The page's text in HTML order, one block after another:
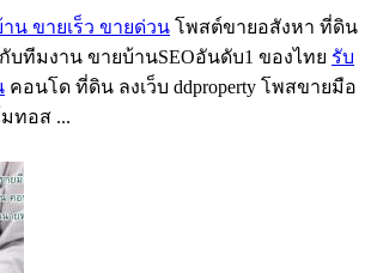
น ขายเร็ว ขายด่วน โพสต์ขายอสังหา ที่ดิน
บทีมงาน ขายบ้านSEOอันดับ1 ของไทย รับ
คอนโด ที่ดิน ลงเว็บ ddproperty โพสขายมือ
ทอส ...